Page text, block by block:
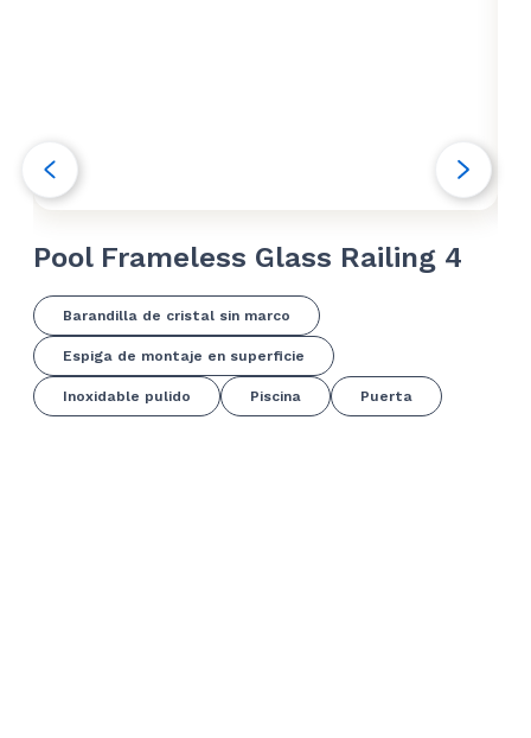
Pool Frameless Glass Railing 4
Barandilla de cristal sin marco
Espiga de montaje en superficie
Inoxidable pulido Piscina Puerta